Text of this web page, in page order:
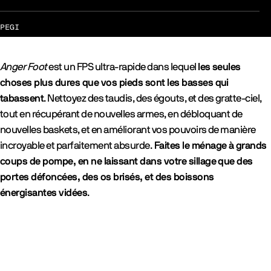
PEGI
Anger Footest un FPS ultra-rapide dans lequel les seules
choses plus dures que vos pieds sont les basses qui
tabassent. Nettoyez des taudis, des égouts, et des gratte-ciel,
tout en récupérant de nouvelles armes, en débloquant de
nouvelles baskets, et en améliorant vos pouvoirs de manière
incroyable et parfaitement absurde.Faites le ménage à grands
coups de pompe, en ne laissant dans votre sillage que des
portes défoncées, des os brisés, et des boissons
énergisantes vidées.